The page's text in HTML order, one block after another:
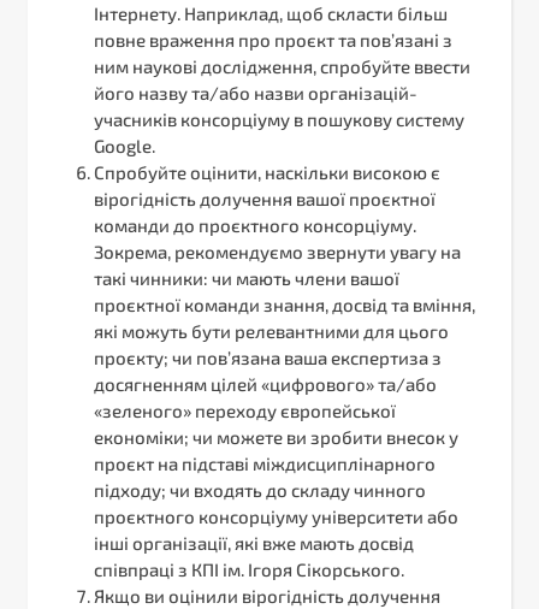
Інтернету. Наприклад, щоб скласти більш
повне враження про проєкт та пов’язані з
ним наукові дослідження, спробуйте ввести
його назву та/або назви організацій-
учасників консорціуму в пошукову систему
Google.
Спробуйте оцінити, наскільки високою є
вірогідність долучення вашої проєктної
команди до проєктного консорціуму.
Зокрема, рекомендуємо звернути увагу на
такі чинники: чи мають члени вашої
проєктної команди знання, досвід та вміння,
які можуть бути релевантними для цього
проєкту; чи пов’язана ваша експертиза з
досягненням цілей «цифрового» та/або
«зеленого» переходу європейської
економіки; чи можете ви зробити внесок у
проєкт на підставі міждисциплінарного
підходу; чи входять до складу чинного
проєктного консорціуму університети або
інші організації, які вже мають досвід
співпраці з КПІ ім. Ігоря Сікорського.
Якщо ви оцінили вірогідність долучення